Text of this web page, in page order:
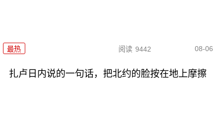
最热 阅读 9442 08-06
扎卢日内说的一句话，把北约的脸按在地上摩擦